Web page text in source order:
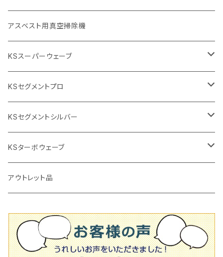
本体
ダイヤモンドホイール
ブリック＆ブロック用切断機
穴あけ用工具
タイルニッパー
プロ用鏝（こて）
吸着盤
その他
タイル針
低速回転
高速回転
付属品
撹拌羽根
撹拌軸
手動工具
押し切り（手動切断機
押し切り替え刃（手動切断機替え刃
吸着盤
タイル針
その他
電動工具
電動切断機
タイルパッチ（ビブラート
アスベスト用真空掃除機
KSスーパーウェーブ
105mm（4インチ）
125ｍｍ（5インチ）
KSセグメントプロ
105mm（4インチ）
通常品
ビス穴付き
125mm（5インチ）
通常品
オフセットタイプ（ハットタイプ
150ｍｍ（6インチ）
205ｍｍ（8インチ）
KSセグメントシルバー
105mm（4インチ）
125mm（5インチ）
180mm（7インチ）
KSターボウェーブ
105mm（4インチ）
150ｍｍ（6インチ）
アウトレット品